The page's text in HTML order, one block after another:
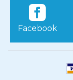
Facebook